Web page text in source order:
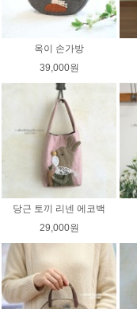
옥이 손가방
39,000원
당근 토끼 리넨 에코백
29,000원